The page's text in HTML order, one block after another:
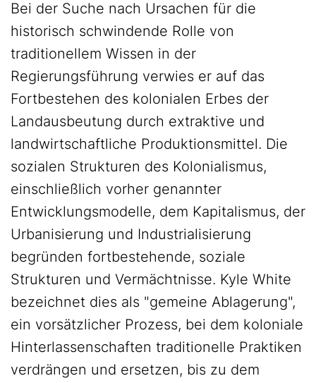
Bei der Suche nach Ursachen für die
historisch schwindende Rolle von
traditionellem Wissen in der
Regierungsführung verwies er auf das
Fortbestehen des kolonialen Erbes der
Landausbeutung durch extraktive und
landwirtschaftliche Produktionsmittel. Die
sozialen Strukturen des Kolonialismus,
einschließlich vorher genannter
Entwicklungsmodelle, dem Kapitalismus, der
Urbanisierung und Industrialisierung
begründen fortbestehende, soziale
Strukturen und Vermächtnisse. Kyle White
bezeichnet dies als "gemeine Ablagerung",
ein vorsätzlicher Prozess, bei dem koloniale
Hinterlassenschaften traditionelle Praktiken
verdrängen und ersetzen, bis zu dem